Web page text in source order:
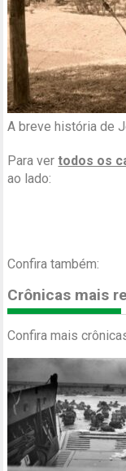
A breve história de
Para vertodos os
ao lado:
Confira também:
Crônicas mais
Confira mais